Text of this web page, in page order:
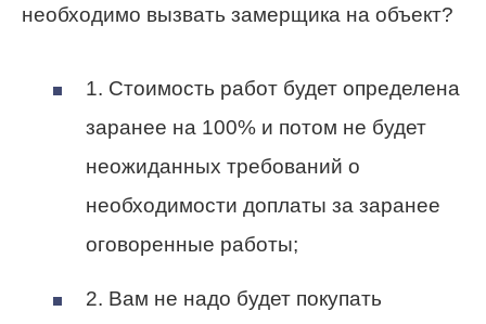
необходимо вызвать замерщика на объект?
1. Стоимость работ будет определена
заранее на 100% и потом не будет
неожиданных требований о
необходимости доплаты за заранее
оговоренные работы;
2. Вам не надо будет покупать